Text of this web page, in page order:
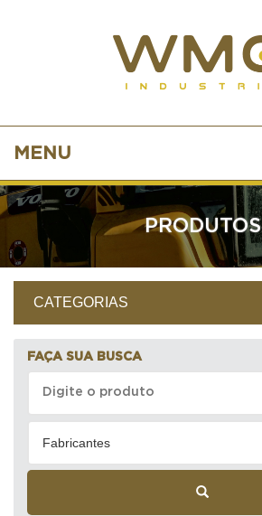
MENU
PRODUTOS
CATEGORIAS
FAÇA SUA BUSCA
Fabricantes